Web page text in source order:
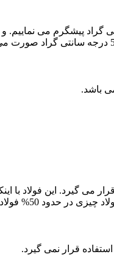
قرار می گیرد. این
می شود و در آب می باشد.
قرار نمی گیرد.